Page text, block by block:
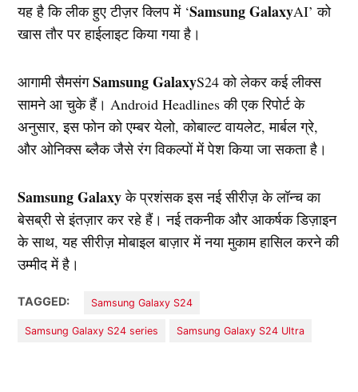
यह है कि लीक हुए टीज़र क्लिप में ‘Samsung GalaxyAI’ को
खास तौर पर हाईलाइट किया गया है।
आगामी सैमसंगSamsung GalaxyS24 को लेकर कई लीक्स
सामने आ चुके हैं। Android Headlines की एक रिपोर्ट के
अनुसार, इस फोन को एम्बर येलो, कोबाल्ट वायलेट, मार्बल ग्रे,
और ओनिक्स ब्लैक जैसे रंग विकल्पों में पेश किया जा सकता है।
Samsung Galaxyके प्रशंसक इस नई सीरीज़ के लॉन्च का
बेसब्री से इंतज़ार कर रहे हैं। नई तकनीक और आकर्षक डिज़ाइन
के साथ, यह सीरीज़ मोबाइल बाज़ार में नया मुकाम हासिल करने की
उम्मीद में है।
TAGGED: Samsung Galaxy S24
Samsung Galaxy S24 series Samsung Galaxy S24 Ultra